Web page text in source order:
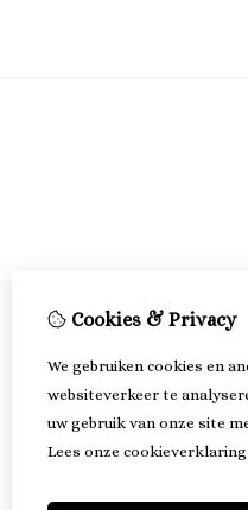
Cookies & Privacy
We gebruiken cookies en
websiteverkeer te
uw gebruik van onze site
Lees onze cookieverklaring